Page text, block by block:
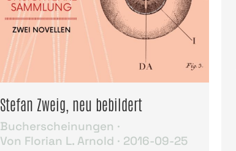
Stefan Zweig, neu bebildert
Bucherscheinungen
Von Florian L. Arnold 2016-09-25